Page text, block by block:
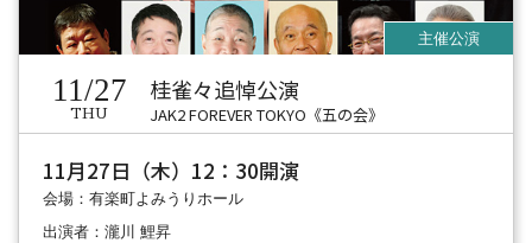
11/27
THU
桂雀々追悼公演
JAK2 FOREVER TOKYO《五の会》
11月27日（木）12：30開演
会場：有楽町よみうりホール
出演者：瀧川 鯉昇